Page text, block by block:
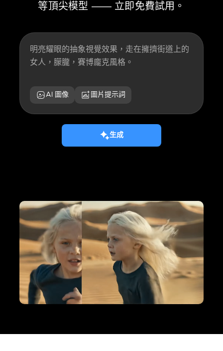
等頂尖模型 —— 立即免費試用。
AI 圖像 圖片提示詞
生成